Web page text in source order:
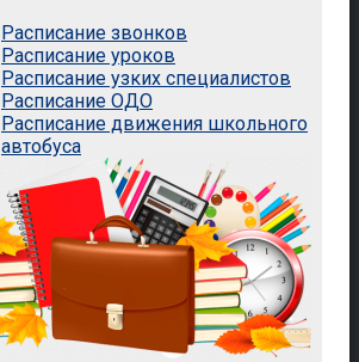
Расписание звонков
Расписание уроков
Расписание узких специалистов
Расписание ОДО
Расписание движения школьного
автобуса